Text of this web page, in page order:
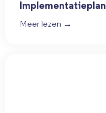
Implementatieplan
Meer lezen →